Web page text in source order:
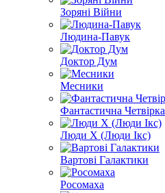
Зоряні Війни
Людина-Павук
Доктор Дум
Месники
Фантастична Четвірка
Люди Х (Люди Ікс)
Вартові Галактики
Росомаха